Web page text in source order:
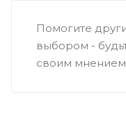
Помогите
выбором -
своим мнением